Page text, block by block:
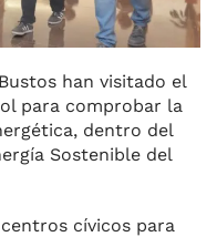
han visitado el
para comprobar la
dentro del
Sostenible del
cívicos para